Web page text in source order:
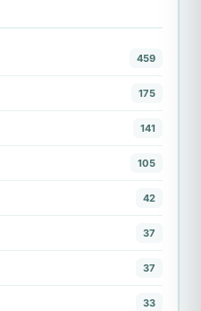
459
175
141
105
42
37
37
33